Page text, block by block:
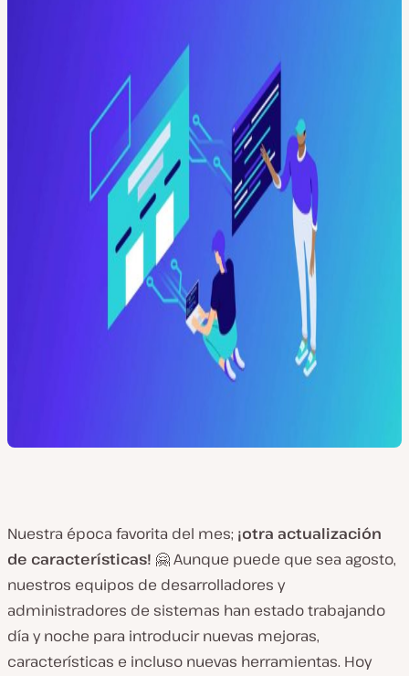
Nuestra época favorita del mes; ¡otra actualización
de características! 🤗 Aunque puede que sea agosto,
nuestros equipos de desarrolladores y
administradores de sistemas han estado trabajando
día y noche para introducir nuevas mejoras,
características e incluso nuevas herramientas. Hoy